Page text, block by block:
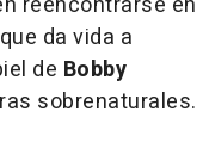
da vida a
de Bobby
sobrenaturales.